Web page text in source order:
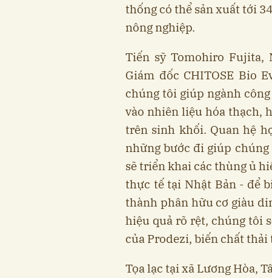
thống có thể sản xuất tới
nông nghiệp.
Tiến sỹ Tomohiro Fujita,
Giám đốc CHITOSE Bio
chúng tôi giúp ngành
vào nhiên liệu hóa thạch,
trên sinh khối. Quan hệ
những bước đi giúp
sẽ triển khai các thùng ủ
thực tế tại Nhật Bản - để
thành phân hữu cơ giàu
hiệu quả rõ rệt, chúng tôi
của Prodezi, biến chất
Tọa lạc tại xã Lương Hòa,